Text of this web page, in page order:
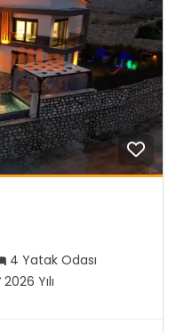
4 Yatak Odası
2026 Yılı